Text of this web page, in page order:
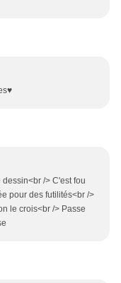
/> C'est fou
pour des futilités<br />
le crois<br /> Passe